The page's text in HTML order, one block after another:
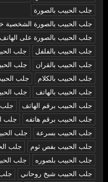
جلب الحبيب بالصورة
جلب الحبيب بالصورة الشخصية
جلب الحبيب بالصورة على الهاتف
جلب الحبيب بالفلفل
جلب
جلب الحبيب بالقران
جلب
جلب الحبيب بالكلام
جلب
جلب الحبيب بالهاتف
جلب
جلب الحبيب برقم الهاتف
جلب
جلب الحبيب برقم هاتفه
جلب
جلب الحبيب بسرعة
جلب
جلب الحبيب بفص ثوم
جلب
جلب الحبيب بلصوره
جلب
جلب الحبيب شيخ روحاني